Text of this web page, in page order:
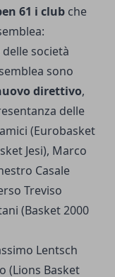
61 i club che
società
sono
direttivo,
delle
(Eurobasket
Jesi), Marco
Casale
Treviso
(Basket 2000
Lentsch
(Lions Basket